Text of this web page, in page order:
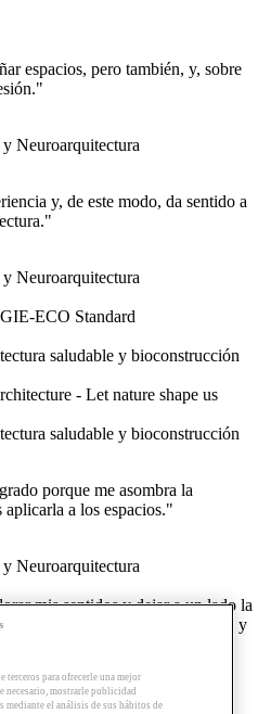
espacios, pero también, y, sobre
Neuroarquitectura
y, de este modo, da sentido a
Neuroarquitectura
ECO Standard
saludable y bioconstrucción
- Let nature shape us
saludable y bioconstrucción
porque me asombra la
a los espacios."
Neuroarquitectura
mis sentidos y dejar a un lado la
para aplicar la neuroarquitectura y
Neuroarquitectura
para ofrecerle una mejor
necesario, mostrarle publicidad
mediante el análisis de sus hábitos de